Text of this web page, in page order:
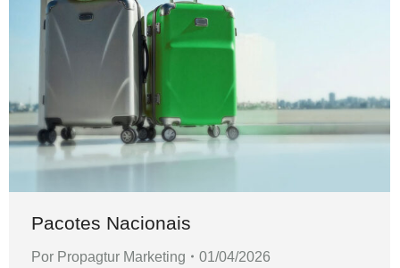
Pacotes Nacionais
Por Propagtur Marketing 01/04/2026